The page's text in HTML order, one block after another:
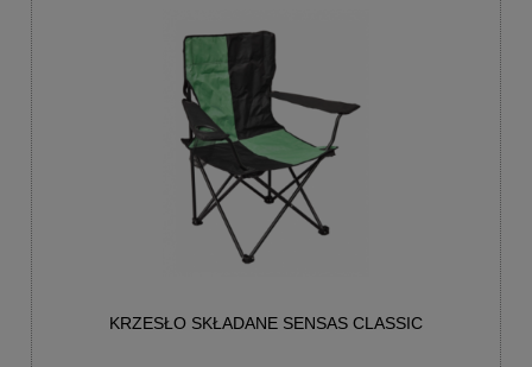
KRZESŁO SKŁADANE SENSAS CLASSIC